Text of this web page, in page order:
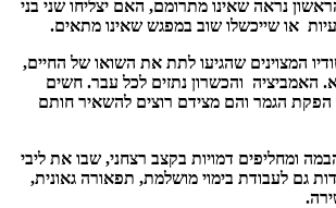
נראה שאינו מתרומם, האם יצליחו שני בני
או שייכשלו שוב במפגש שאינו מתאים.
המצוינים שהגיעו לתת את השואו של החיים,
האמביציה והכשרון נתזים לכל עבר. חשים
הפקת הגמר והם מצידם רוצים להשאיר חותם
ומחליפים דמויות בקצב רצחני, שבו את ליבי
גם לעבודת בימוי מושלמת, תפאורה גאונית,